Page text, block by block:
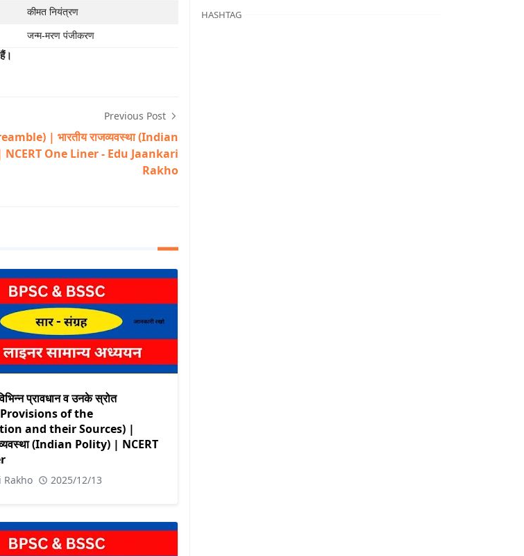
कीमत नियंत्रण
जन्म-मरण पंजीकरण
हैं।
Previous Post
| भारतीय राजव्यवस्था (Indian
One Liner - Edu Jaankari
Rakho
प्रावधान व उनके स्रोत
of the
and their Sources) |
(Indian Polity) | NCERT
Rakho 2025/12/13
HASHTAG